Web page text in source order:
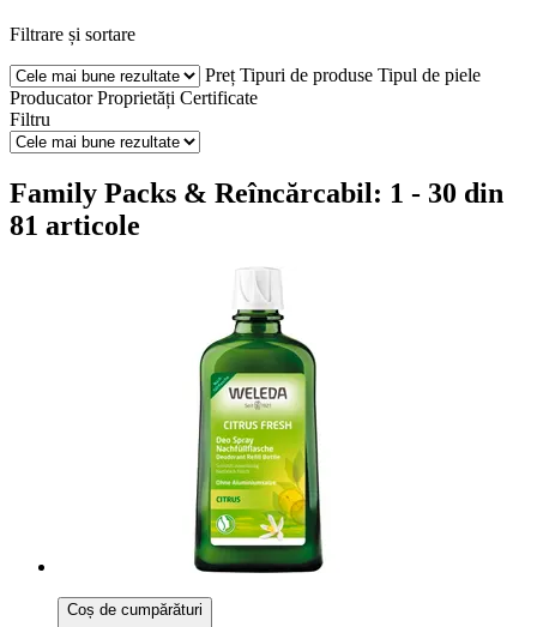
Filtrare și sortare
Preț Tipuri de produse Tipul de piele
Producator Proprietăți Certificate
Filtru
Family Packs & Reîncărcabil: 1 - 30 din
81 articole
Coș de cumpărături